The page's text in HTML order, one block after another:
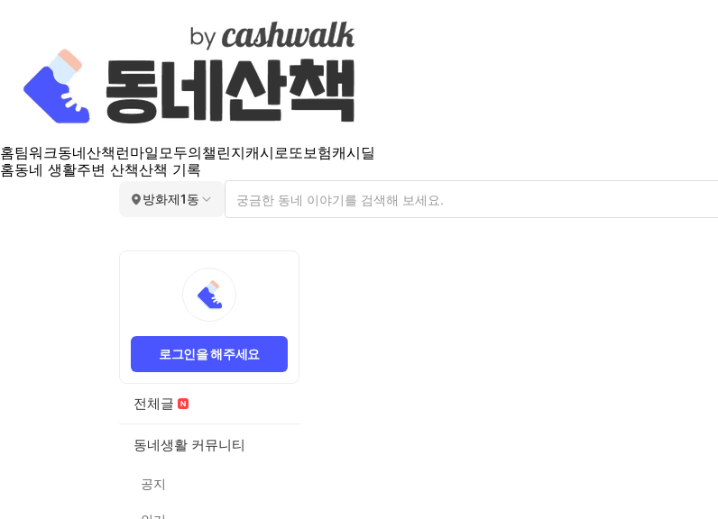
홈팀워크동네산책 런마일모두의챌린지캐시로또보험캐시딜
홈동네 생활주변 산책산책 기록
방화제1동
로그인을 해주세요
전체글
동네생활 커뮤니티
공지